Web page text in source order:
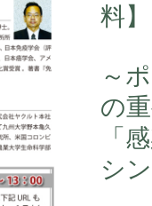
料】
～
の
「
シ